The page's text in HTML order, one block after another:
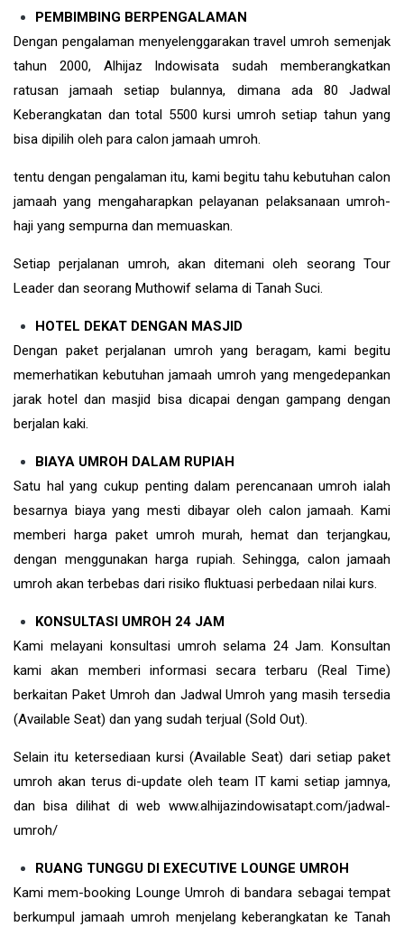
PEMBIMBING BERPENGALAMAN
Dengan pengalaman menyelenggarakan travel umroh semenjak
tahun 2000, Alhijaz Indowisata sudah memberangkatkan
ratusan jamaah setiap bulannya, dimana ada 80 Jadwal
Keberangkatan dan total 5500 kursi umroh setiap tahun yang
bisa dipilih oleh para calon jamaah umroh.
tentu dengan pengalaman itu, kami begitu tahu kebutuhan calon
jamaah yang mengaharapkan pelayanan pelaksanaan umroh-
haji yang sempurna dan memuaskan.
Setiap perjalanan umroh, akan ditemani oleh seorang Tour
Leader dan seorang Muthowif selama di Tanah Suci.
HOTEL DEKAT DENGAN MASJID
Dengan paket perjalanan umroh yang beragam, kami begitu
memerhatikan kebutuhan jamaah umroh yang mengedepankan
jarak hotel dan masjid bisa dicapai dengan gampang dengan
berjalan kaki.
BIAYA UMROH DALAM RUPIAH
Satu hal yang cukup penting dalam perencanaan umroh ialah
besarnya biaya yang mesti dibayar oleh calon jamaah. Kami
memberi harga paket umroh murah, hemat dan terjangkau,
dengan menggunakan harga rupiah. Sehingga, calon jamaah
umroh akan terbebas dari risiko fluktuasi perbedaan nilai kurs.
KONSULTASI UMROH 24 JAM
Kami melayani konsultasi umroh selama 24 Jam. Konsultan
kami akan memberi informasi secara terbaru (Real Time)
berkaitan Paket Umroh dan Jadwal Umroh yang masih tersedia
(Available Seat) dan yang sudah terjual (Sold Out).
Selain itu ketersediaan kursi (Available Seat) dari setiap paket
umroh akan terus di-update oleh team IT kami setiap jamnya,
dan bisa dilihat di web www.alhijazindowisatapt.com/jadwal-
umroh/
RUANG TUNGGU DI EXECUTIVE LOUNGE UMROH
Kami mem-booking Lounge Umroh di bandara sebagai tempat
berkumpul jamaah umroh menjelang keberangkatan ke Tanah